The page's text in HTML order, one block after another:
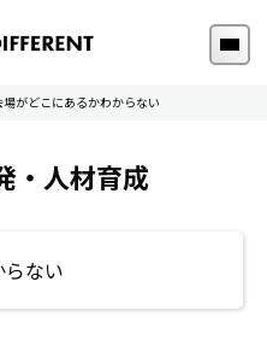
場がどこにあるかわからない
・人材育成
らない